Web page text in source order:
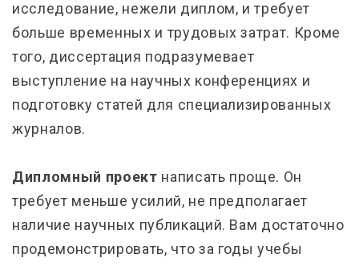
исследование, нежели диплом, и требует
больше временных и трудовых затрат. Кроме
того, диссертация подразумевает
выступление на научных конференциях и
подготовку статей для специализированных
журналов.
Дипломный проект написать проще. Он
требует меньше усилий, не предполагает
наличие научных публикаций. Вам достаточно
продемонстрировать, что за годы учебы